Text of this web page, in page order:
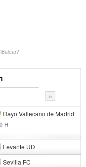
»
Rayo Vallecano de Madrid
H
Levante UD
Sevilla FC